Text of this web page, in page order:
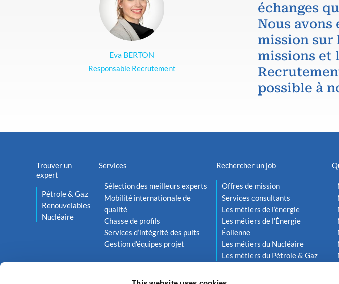
Eva BERTON
Responsable Recrutement
échanges
Nous avons
mission sur
missions et
possible à
Trouver un
expert
Pétrole & Gaz
Renouvelables
Nucléaire
Services
Sélection des meilleurs experts
Mobilité internationale de
qualité
Chasse de profils
Services d’intégrité des puits
Gestion d’équipes projet
Rechercher un job
Offres de mission
Services consultants
Les métiers de l’énergie
Les métiers de l’Énergie
Éolienne
Les métiers du Nucléaire
Les métiers du Pétrole & Gaz